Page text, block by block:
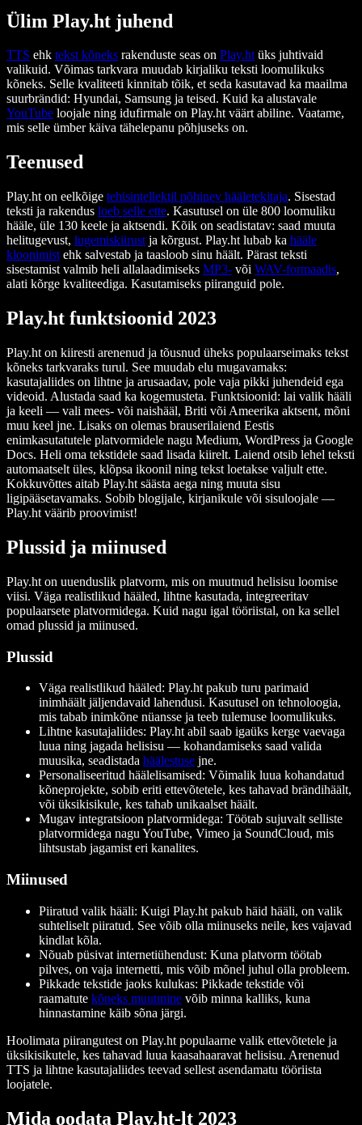
Ülim Play.ht juhend
TTS ehk tekst kõneks rakenduste seas on Play.htüks juhtivaid
valikuid. Võimas tarkvara muudab kirjaliku teksti loomulikuks
kõneks. Selle kvaliteeti kinnitab tõik, et seda kasutavad ka maailma
suurbrändid: Hyundai, Samsung ja teised. Kuid ka alustavale
YouTube loojale ning idufirmale on Play.ht väärt abiline. Vaatame,
mis selle ümber käiva tähelepanu põhjuseks on.
Teenused
Play.ht on eelkõige tehisintellektil põhinev hääletekitaja. Sisestad
teksti ja rakendus loeb selle ette. Kasutusel on üle 800 loomuliku
hääle, üle 130 keele ja aktsendi. Kõik on seadistatav: saad muuta
helitugevust, lugemiskiirust ja kõrgust. Play.ht lubab ka hääle
kloonimist ehk salvestab ja taasloob sinu häält. Pärast teksti
sisestamist valmib heli allalaadimiseks MP3- või WAV-formaadis,
alati kõrge kvaliteediga. Kasutamiseks piiranguid pole.
Play.ht funktsioonid 2023
Play.ht on kiiresti arenenud ja tõusnud üheks populaarseimaks tekst
kõneks tarkvaraks turul. See muudab elu mugavamaks:
kasutajaliides on lihtne ja arusaadav, pole vaja pikki juhendeid ega
videoid. Alustada saad ka kogemusteta. Funktsioonid: lai valik hääli
ja keeli — vali mees- või naishääl, Briti või Ameerika aktsent, mõni
muu keel jne. Lisaks on olemas brauserilaiend Eestis
enimkasutatutele platvormidele nagu Medium, WordPress ja Google
Docs. Heli oma tekstidele saad lisada kiirelt. Laiend otsib lehel teksti
automaatselt üles, klõpsa ikoonil ning tekst loetakse valjult ette.
Kokkuvõttes aitab Play.ht säästa aega ning muuta sisu
ligipääsetavamaks. Sobib blogijale, kirjanikule või sisuloojale —
Play.ht väärib proovimist!
Plussid ja miinused
Play.ht on uuenduslik platvorm, mis on muutnud helisisu loomise
viisi. Väga realistlikud hääled, lihtne kasutada, integreeritav
populaarsete platvormidega. Kuid nagu igal tööriistal, on ka sellel
omad plussid ja miinused.
Plussid
Väga realistlikud hääled: Play.ht pakub turu parimaid
inimhäält jäljendavaid lahendusi. Kasutusel on tehnoloogia,
mis tabab inimkõne nüansse ja teeb tulemuse loomulikuks.
Lihtne kasutajaliides: Play.ht abil saab igaüks kerge vaevaga
luua ning jagada helisisu — kohandamiseks saad valida
muusika, seadistada häälestuse jne.
Personaliseeritud häälelisamised: Võimalik luua kohandatud
kõneprojekte, sobib eriti ettevõtetele, kes tahavad brändihäält,
või üksikisikule, kes tahab unikaalset häält.
Mugav integratsioon platvormidega: Töötab sujuvalt selliste
platvormidega nagu YouTube, Vimeo ja SoundCloud, mis
lihtsustab jagamist eri kanalites.
Miinused
Piiratud valik hääli: Kuigi Play.ht pakub häid hääli, on valik
suhteliselt piiratud. See võib olla miinuseks neile, kes vajavad
kindlat kõla.
Nõuab püsivat internetiühendust: Kuna platvorm töötab
pilves, on vaja internetti, mis võib mõnel juhul olla probleem.
Pikkade tekstide jaoks kulukas: Pikkade tekstide või
raamatute kõneks muutmine võib minna kalliks, kuna
hinnastamine käib sõna järgi.
Hoolimata piirangutest on Play.ht populaarne valik ettevõtetele ja
üksikisikutele, kes tahavad luua kaasahaaravat helisisu. Arenenud
TTS ja lihtne kasutajaliides teevad sellest asendamatu tööriista
loojatele.
Mida oodata Play.ht-lt 2023